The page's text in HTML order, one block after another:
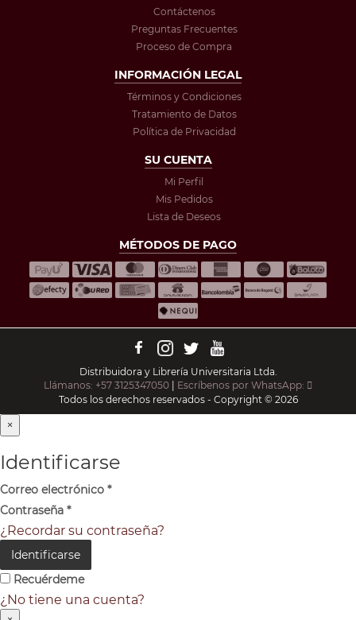
Contáctenos
Preguntas Frecuentes
Proceso de Compra
INFORMACIÓN LEGAL
Términos y Condiciones
Tratamiento de Datos
Política de Privacidad
SU CUENTA
Mi Perfil
Mis Pedidos
Lista de Deseos
MÉTODOS DE PAGO
Distribuidora y Librería Universitaria Ltda.
Llámanos: +57 3125347050 | Escríbenos por WhatsApp:
Todos los derechos reservados - Copyright © 2026
×
Identificarse
Correo electrónico *
Contraseña *
¿Recordar su contraseña?
Identificarse
Recuérdeme
¿No tiene una cuenta?